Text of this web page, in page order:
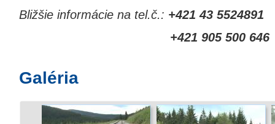
Bližšie informácie na tel.č.: +421 43 5524891
+421 905 500 646
Galéria